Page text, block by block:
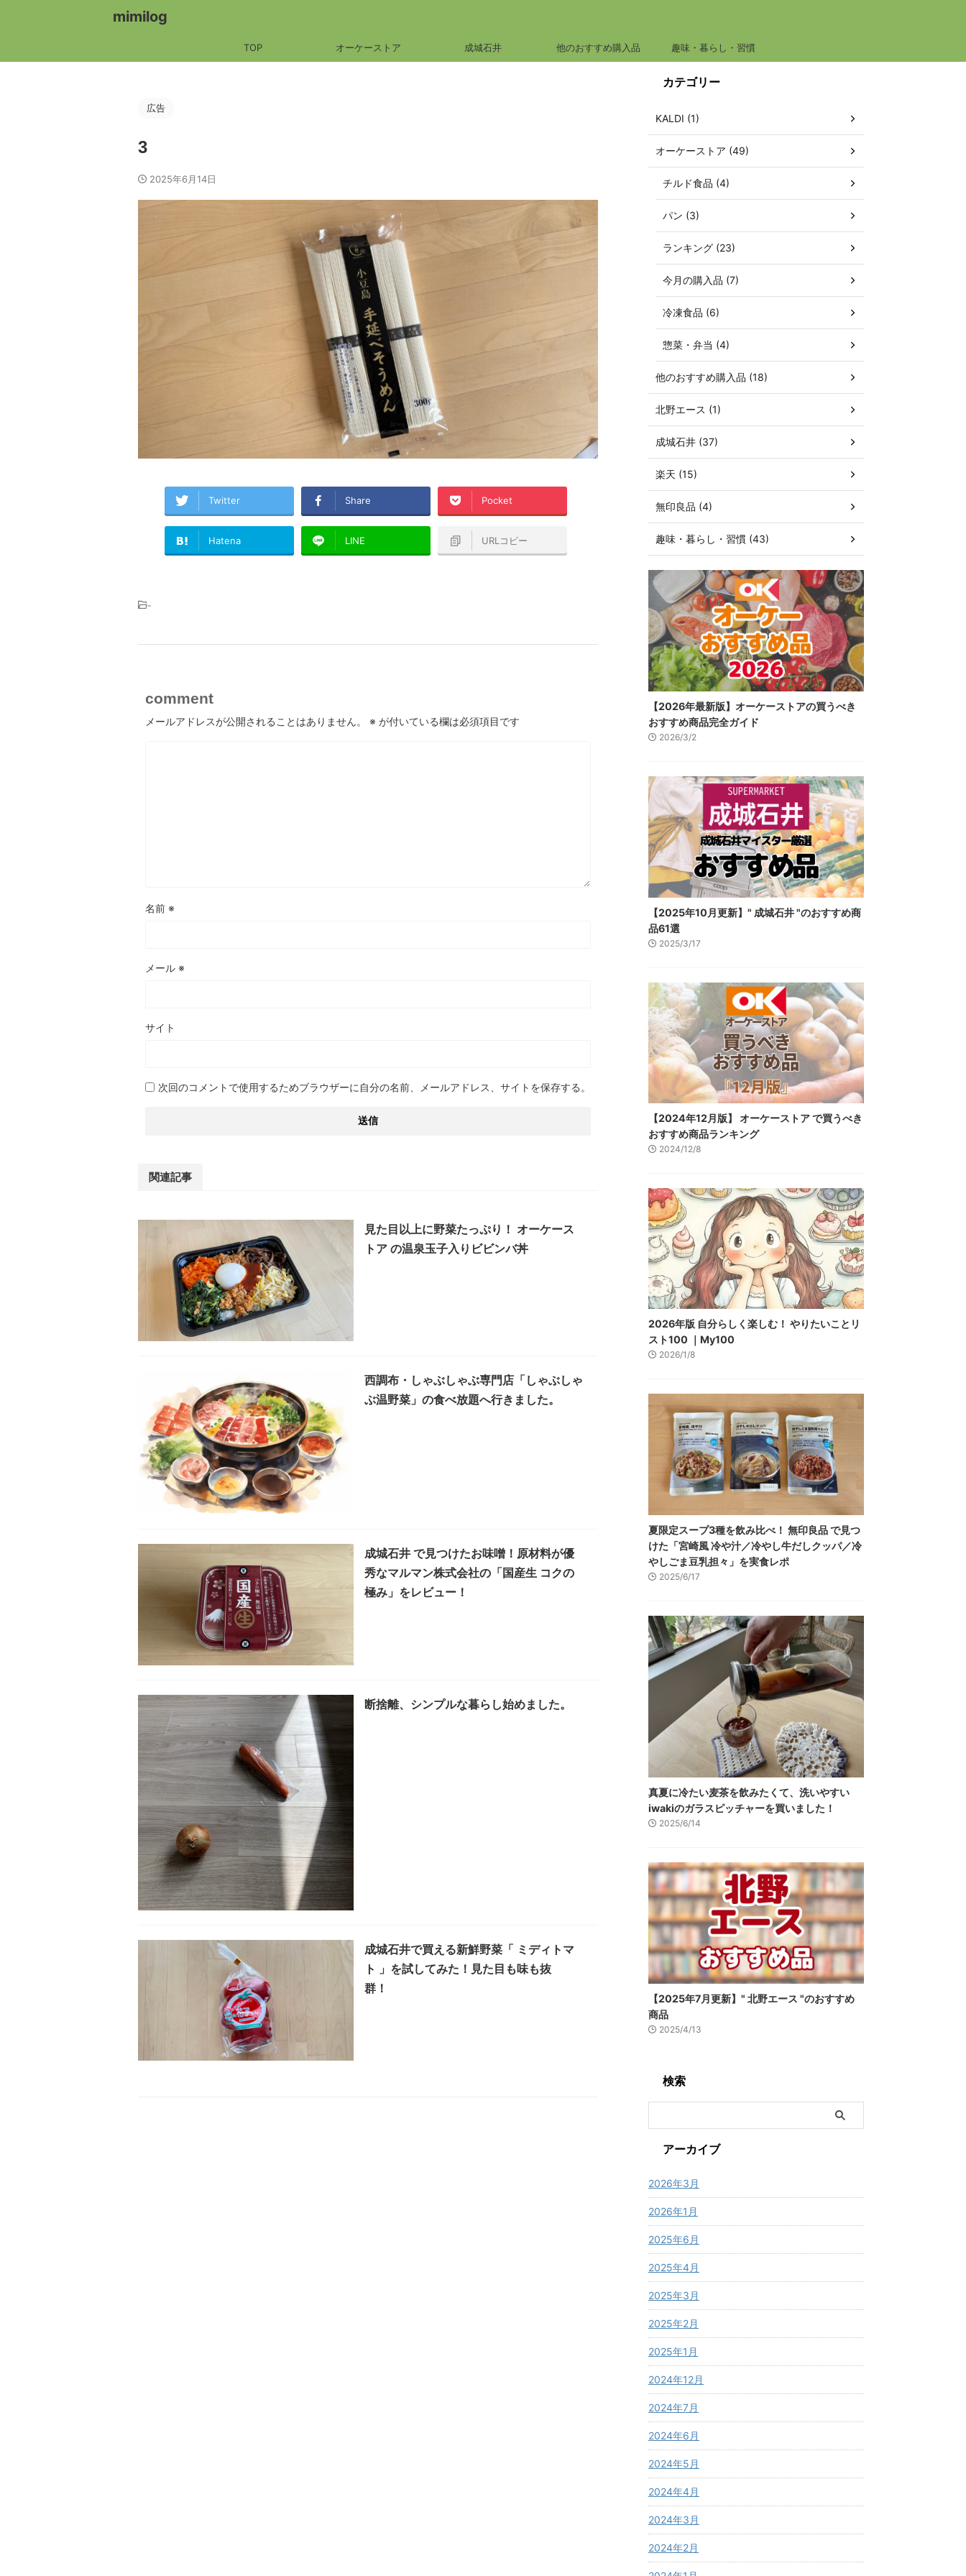
mimilog
TOP オーケーストア 成城石井 他のおすすめ購入品 趣味・暮らし・習慣
広告
3
2025年6月14日
Twitter Share Pocket
Hatena LINE URLコピー
-
comment
メールアドレスが公開されることはありません。 ※ が付いている欄は必須項目です
名前 ※
メール ※
サイト
次回のコメントで使用するためブラウザーに自分の名前、メールアドレス、サイトを保存する。
関連記事
見た目以上に野菜たっぷり！ オーケース
トア の温泉玉子入りビビンバ丼
西調布・しゃぶしゃぶ専門店「しゃぶしゃ
ぶ温野菜」の食べ放題へ行きました。
成城石井 で見つけたお味噌！原材料が優
秀なマルマン株式会社の「国産生 コクの
極み」をレビュー！
断捨離、シンプルな暮らし始めました。
成城石井で買える新鮮野菜「 ミディトマ
ト 」を試してみた！見た目も味も抜
群！
カテゴリー
KALDI (1)
オーケーストア (49)
チルド食品 (4)
パン (3)
ランキング (23)
今月の購入品 (7)
冷凍食品 (6)
惣菜・弁当 (4)
他のおすすめ購入品 (18)
北野エース (1)
成城石井 (37)
楽天 (15)
無印良品 (4)
趣味・暮らし・習慣 (43)
【2026年最新版】オーケーストアの買うべき
おすすめ商品完全ガイド
2026/3/2
【2025年10月更新】" 成城石井 "のおすすめ商
品61選
2025/3/17
【2024年12月版】 オーケーストア で買うべき
おすすめ商品ランキング
2024/12/8
2026年版 自分らしく楽しむ！ やりたいことリ
スト100 ｜My100
2026/1/8
夏限定スープ3種を飲み比べ！ 無印良品 で見つ
けた「宮崎風 冷や汁／冷やし牛だしクッパ／冷
やしごま豆乳担々」を実食レポ
2025/6/17
真夏に冷たい麦茶を飲みたくて、洗いやすい
iwakiのガラスピッチャーを買いました！
2025/6/14
【2025年7月更新】" 北野エース "のおすすめ
商品
2025/4/13
検索
アーカイブ
2026年3月
2026年1月
2025年6月
2025年4月
2025年3月
2025年2月
2025年1月
2024年12月
2024年7月
2024年6月
2024年5月
2024年4月
2024年3月
2024年2月